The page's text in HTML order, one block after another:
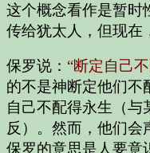
这个概念看作是暂时
传给犹太人，但现在
保罗说： “断定自己
的不是神断定他们不
自己不配得永生（与
反）。然而，他们会
保罗的意思是人要意